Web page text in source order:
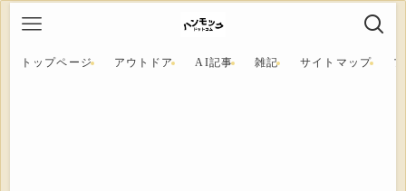
トップページ アウトドア AI記事 雑記 サイトマップ